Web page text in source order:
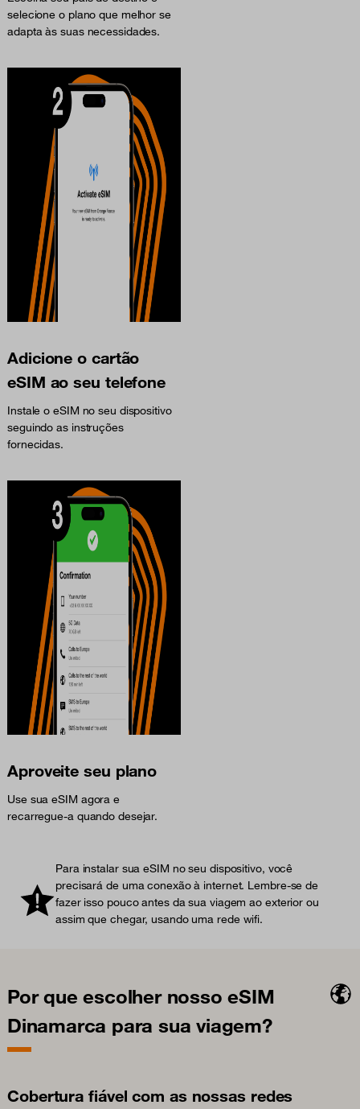
selecione o plano que melhor se
adapta às suas necessidades.
Adicione o cartão
eSIM ao seu telefone
Instale o eSIM no seu dispositivo
seguindo as instruções
fornecidas.
Aproveite seu plano
Use sua eSIM agora e
recarregue-a quando desejar.
Para instalar sua eSIM no seu dispositivo, você
precisará de uma conexão à internet. Lembre-se de
fazer isso pouco antes da sua viagem ao exterior ou
assim que chegar, usando uma rede wifi.
Por que escolher nosso eSIM
Dinamarca para sua viagem?
Cobertura fiável com as nossas redes